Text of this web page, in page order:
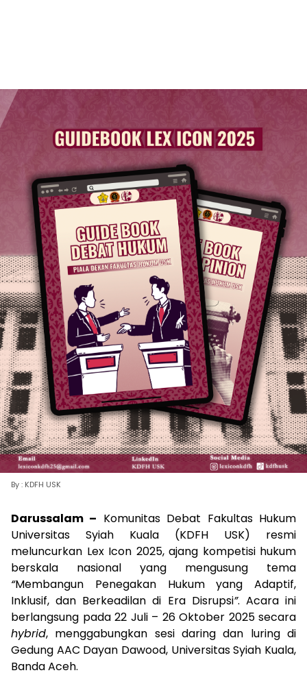
By : KDFH USK
Darussalam – Komunitas Debat Fakultas Hukum
Universitas Syiah Kuala (KDFH USK) resmi
meluncurkan Lex Icon 2025, ajang kompetisi hukum
berskala nasional yang mengusung tema
“Membangun Penegakan Hukum yang Adaptif,
Inklusif, dan Berkeadilan di Era Disrupsi”. Acara ini
berlangsung pada 22 Juli – 26 Oktober 2025 secara
hybrid, menggabungkan sesi daring dan luring di
Gedung AAC Dayan Dawood, Universitas Syiah Kuala,
Banda Aceh.